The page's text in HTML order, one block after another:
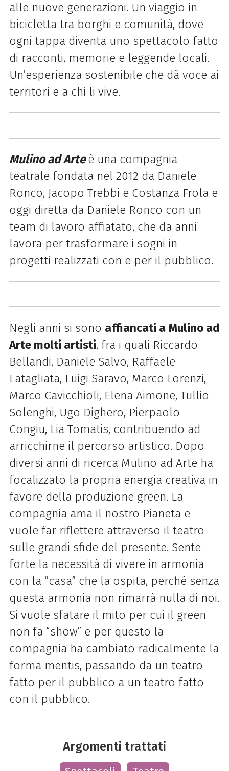
alle nuove generazioni. Un viaggio in
bicicletta tra borghi e comunità, dove
ogni tappa diventa uno spettacolo fatto
di racconti, memorie e leggende locali.
Un’esperienza sostenibile che dà voce ai
territori e a chi li vive.
Mulino ad Arteè una compagnia
teatrale fondata nel 2012 da Daniele
Ronco, Jacopo Trebbi e Costanza Frola e
oggi diretta da Daniele Ronco con un
team di lavoro affiatato, che da anni
lavora per trasformare i sogni in
progetti realizzati con e per il pubblico.
Negli anni si sono affiancati a Mulino ad
Arte molti artisti, fra i quali Riccardo
Bellandi, Daniele Salvo, Raffaele
Latagliata, Luigi Saravo, Marco Lorenzi,
Marco Cavicchioli, Elena Aimone, Tullio
Solenghi, Ugo Dighero, Pierpaolo
Congiu, Lia Tomatis, contribuendo ad
arricchirne il percorso artistico. Dopo
diversi anni di ricerca Mulino ad Arte ha
focalizzato la propria energia creativa in
favore della produzione green. La
compagnia ama il nostro Pianeta e
vuole far riflettere attraverso il teatro
sulle grandi sfide del presente. Sente
forte la necessità di vivere in armonia
con la “casa” che la ospita, perché senza
questa armonia non rimarrà nulla di noi.
Si vuole sfatare il mito per cui il green
non fa “show” e per questo la
compagnia ha cambiato radicalmente la
forma mentis, passando da un teatro
fatto per il pubblico a un teatro fatto
con il pubblico.
Argomenti trattati